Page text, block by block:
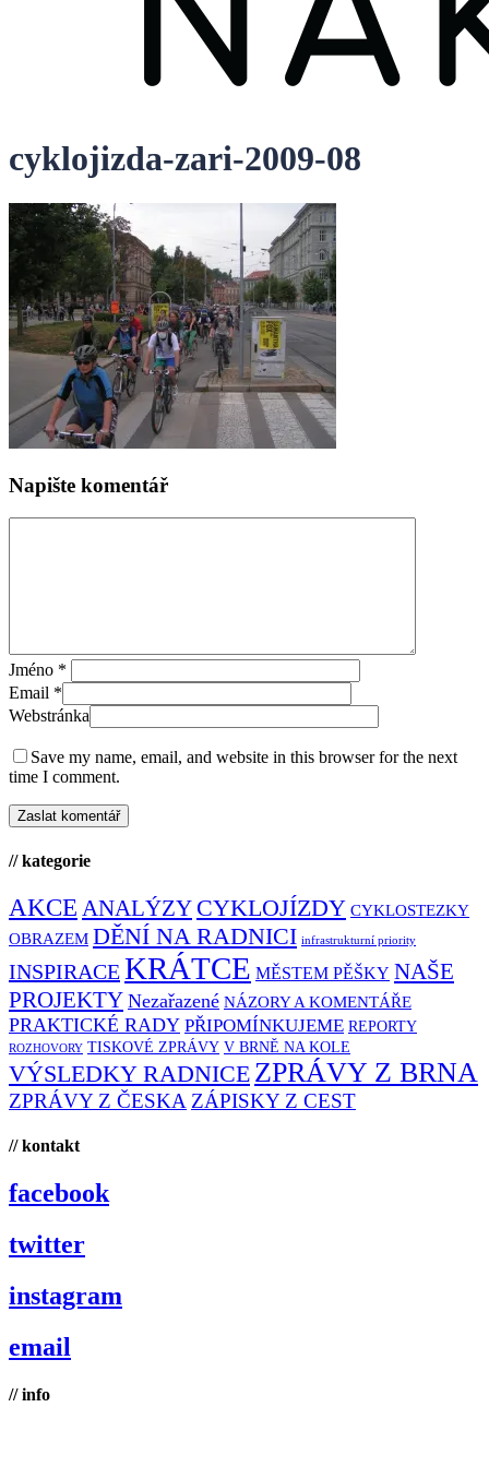
cyklojizda-zari-2009-08
Napište komentář
Jméno *
Email *
Webstránka
Save my name, email, and website in this browser for the next
time I comment.
// kategorie
AKCE ANALÝZY CYKLOJÍZDY CYKLOSTEZKY
OBRAZEM DĚNÍ NA RADNICI infrastrukturní priority
INSPIRACEKRÁTCE MĚSTEM PĚŠKY NAŠE
PROJEKTY Nezařazené NÁZORY A KOMENTÁŘE
PRAKTICKÉ RADY PŘIPOMÍNKUJEME REPORTY
ROZHOVORY TISKOVÉ ZPRÁVY V BRNĚ NA KOLE
VÝSLEDKY RADNICE ZPRÁVY Z BRNA
ZPRÁVY Z ČESKA ZÁPISKY Z CEST
// kontakt
facebook
twitter
instagram
email
// info